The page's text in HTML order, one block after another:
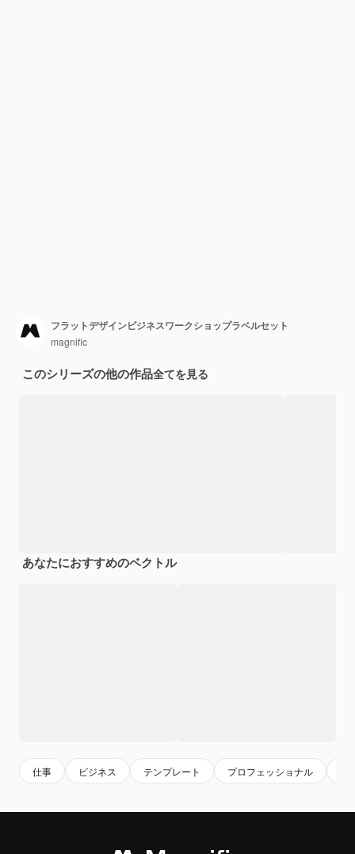
フラットデザインビジネスワークショップラベルセット
magnific
このシリーズの他の作品全てを見る
あなたにおすすめのベクトル
仕事 ビジネス テンプレート プロフェッショナル